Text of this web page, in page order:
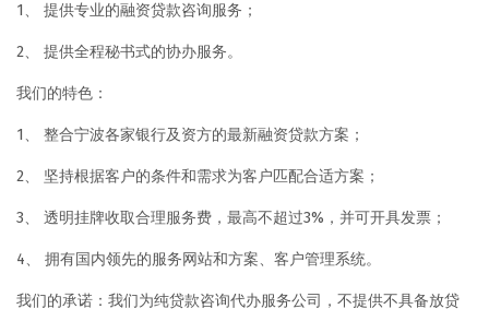
1、 提供专业的融资贷款咨询服务；
2、 提供全程秘书式的协办服务。
我们的特色：
1、 整合宁波各家银行及资方的最新融资贷款方案；
2、 坚持根据客户的条件和需求为客户匹配合适方案；
3、 透明挂牌收取合理服务费，最高不超过3%，并可开具发票；
4、 拥有国内领先的服务网站和方案、客户管理系统。
我们的承诺：我们为纯贷款咨询代办服务公司，不提供不具备放贷